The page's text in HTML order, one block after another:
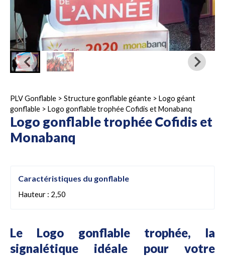
PLV Gonflable > Structure gonflable géante > Logo géant
gonflable > Logo gonflable trophée Cofidis et Monabanq
Logo gonflable trophée Cofidis et
Monabanq
Caractéristiques du gonflable
Hauteur : 2,50
Le Logo gonflable trophée, la
signalétique idéale pour votre